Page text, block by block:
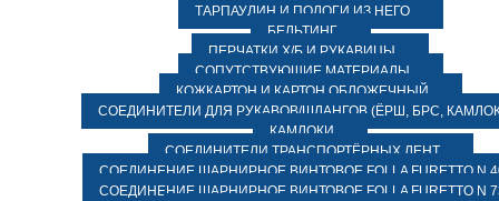
ТАРПАУЛИН И ПОЛОГИ ИЗ НЕГО
БЕЛЬТИНГ
ПЕРЧАТКИ Х/Б И РУКАВИЦЫ
СОПУТСТВУЮЩИЕ МАТЕРИАЛЫ
КОЖКАРТОН И КАРТОН ОБЛОЖЕЧНЫЙ
СОЕДИНИТЕЛИ ДЛЯ РУКАВОВ/ШЛАНГОВ (ЁРШ, БРС,
КАМЛОКИ
СОЕДИНИТЕЛИ ТРАНСПОРТЁРНЫХ ЛЕНТ
СОЕДИНЕНИЕ ШАРНИРНОЕ ВИНТОВОЕ FOLLA FURETTO N
СОЕДИНЕНИЕ ШАРНИРНОЕ ВИНТОВОЕ FOLLA FURETTO N